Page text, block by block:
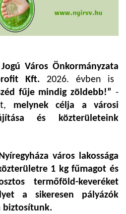
Város Önkormányzata
Kft. 2026. évben is
fűje mindig zöldebb!” -
melynek célja a városi
és közterületeink
város lakossága
1 kg fűmagot és
termőföld-keveréket
a sikeresen pályázók
biztosítunk.